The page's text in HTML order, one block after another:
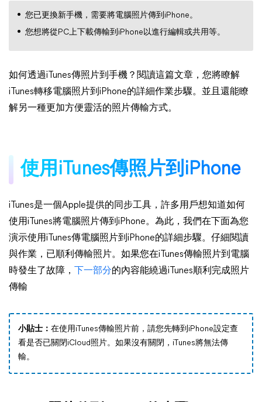
您已更換新手機，需要將電腦照片傳到iPhone。
您想將從PC上下載傳輸到iPhone以進行編輯或共用等。
如何透過iTunes傳照片到手機？閱讀這篇文章，您將瞭解
iTunes轉移電腦照片到iPhone的詳細作業步驟。並且還能瞭
解另一種更加方便靈活的照片傳輸方式。
使用iTunes傳照片到iPhone
iTunes是一個Apple提供的同步工具，許多用戶想知道如何
使用iTunes將電腦照片傳到iPhone。為此，我們在下面為您
演示使用iTunes傳電腦照片到iPhone的詳細步驟。仔細閱讀
與作業，已順利傳輸照片。如果您在iTunes傳輸照片到電腦
時發生了故障，
下一部分的內容能繞過iTunes順利完成照片
傳輸
小貼士： 在使用iTunes傳輸照片前，請您先轉到iPhone設定查
看是否已關閉iCloud照片。如果沒有關閉，iTunes將無法傳
輸。